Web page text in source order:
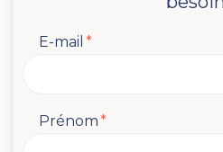
E-mail *
Prénom*